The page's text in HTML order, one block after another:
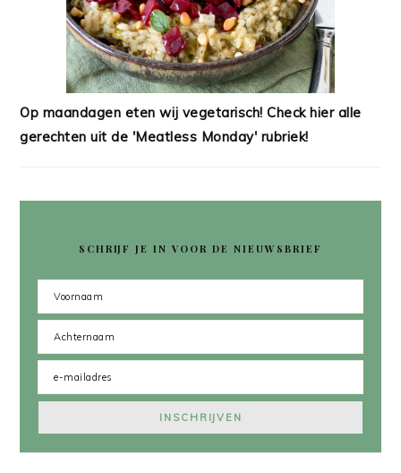
Op maandagen eten wij vegetarisch! Check hier alle
gerechten uit de 'Meatless Monday' rubriek!
SCHRIJF JE IN VOOR DE NIEUWSBRIEF